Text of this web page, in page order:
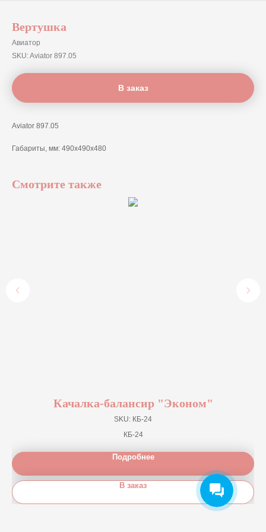
Вертушка
Авиатор
SKU:Aviator 897.05
В заказ
Aviator 897.05
Габариты, мм: 490х490х480
Смотрите также
Качалка-балансир "Эконом"
SKU: КБ-24
КБ-24
Подробнее
В заказ